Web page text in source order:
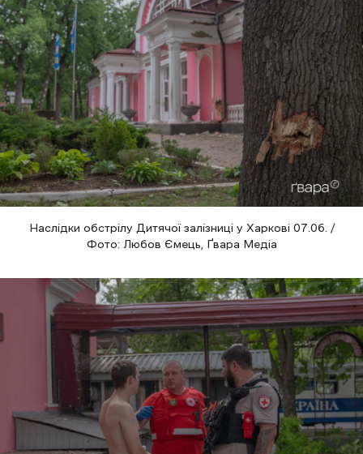
Наслідки обстрілу Дитячої залізниці у Харкові 07.06. /
Фото: Любов Ємець, Ґвара Медіа